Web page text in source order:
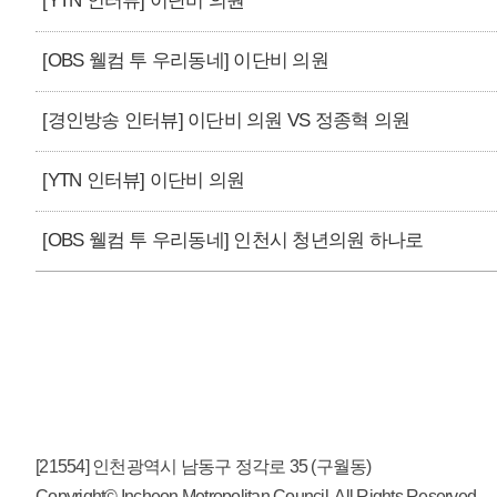
[OBS 웰컴 투 우리동네] 이단비 의원
[경인방송 인터뷰] 이단비 의원 VS 정종혁 의원
[YTN 인터뷰] 이단비 의원
[OBS 웰컴 투 우리동네] 인천시 청년의원 하나로
[21554] 인천광역시 남동구 정각로 35 (구월동)